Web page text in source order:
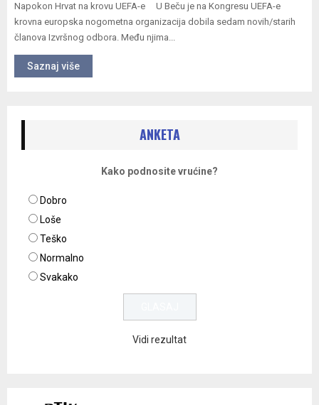
Napokon Hrvat na krovu UEFA-e U Beču je na Kongresu UEFA-e
krovna europska nogometna organizacija dobila sedam novih/starih
članova Izvršnog odbora. Među njima...
Saznaj više
ANKETA
Kako podnosite vrućine?
Dobro
Loše
Teško
Normalno
Svakako
Vidi rezultat